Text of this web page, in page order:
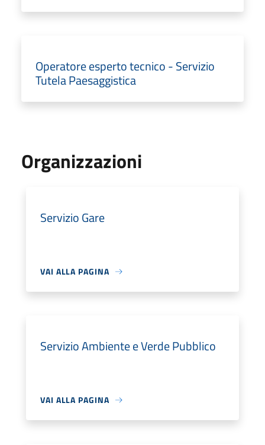
Operatore esperto tecnico - Servizio
Tutela Paesaggistica
Organizzazioni
Servizio Gare
VAI ALLA PAGINA
Servizio Ambiente e Verde Pubblico
VAI ALLA PAGINA